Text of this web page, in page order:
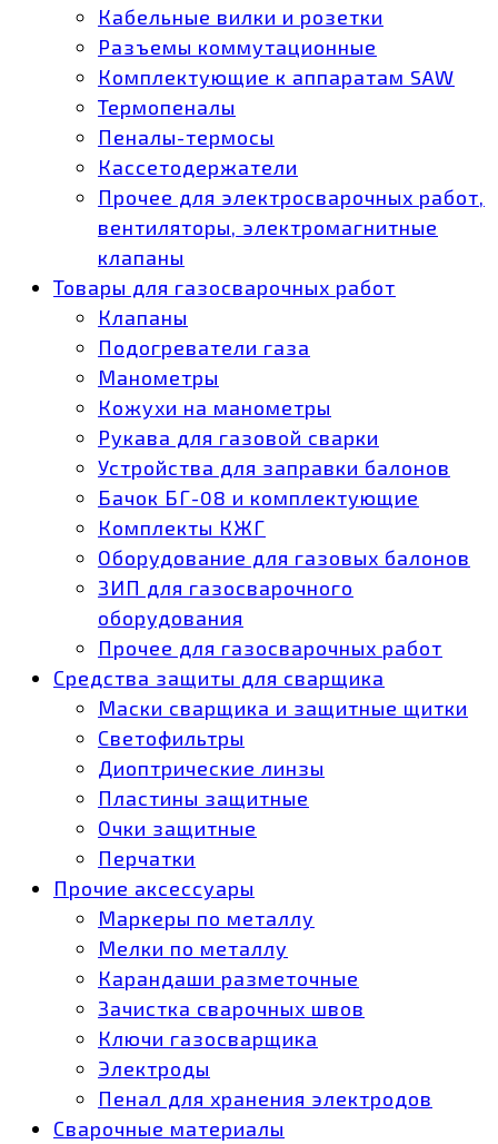
Кабельные вилки и розетки
Разъемы коммутационные
Комплектующие к аппаратам SAW
Термопеналы
Пеналы-термосы
Кассетодержатели
Прочее для электросварочных работ,
вентиляторы, электромагнитные
клапаны
Товары для газосварочных работ
Клапаны
Подогреватели газа
Манометры
Кожухи на манометры
Рукава для газовой сварки
Устройства для заправки балонов
Бачок БГ-08 и комплектующие
Комплекты КЖГ
Оборудование для газовых балонов
ЗИП для газосварочного
оборудования
Прочее для газосварочных работ
Средства защиты для сварщика
Маски сварщика и защитные щитки
Светофильтры
Диоптрические линзы
Пластины защитные
Очки защитные
Перчатки
Прочие аксессуары
Маркеры по металлу
Мелки по металлу
Карандаши разметочные
Зачистка сварочных швов
Ключи газосварщика
Электроды
Пенал для хранения электродов
Сварочные материалы